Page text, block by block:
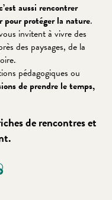
aussi rencontrer
protéger la nature.
invitent à vivre des
des paysages, de la
pédagogiques ou
de prendre le temps,
de rencontres et
aux